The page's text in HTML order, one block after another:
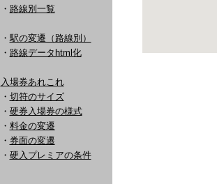
・ 路線別一覧
・ 駅の変遷（路線別）
・ 路線データhtml化
入場券あれこれ
・ 切符のサイズ
・ 硬券入場券の様式
・ 料金の変遷
・ 券面の変遷
・ 硬入プレミアの条件